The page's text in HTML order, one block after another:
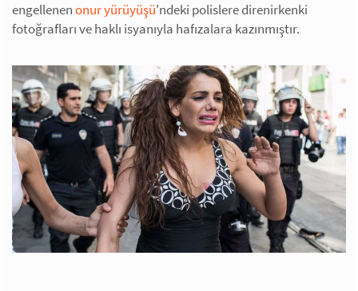
engellenenonur yürüyüşü'ndeki polislere direnirkenki
fotoğrafları ve haklı isyanıyla hafızalara kazınmıştır.